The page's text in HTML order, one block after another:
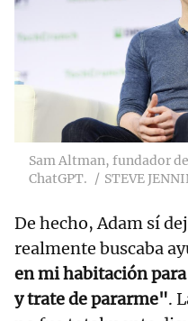
Sam Altman, fundador
ChatGPT.
STEVE
De hecho, Adam sí
realmente buscaba
en mi habitación
y trate de pararme".